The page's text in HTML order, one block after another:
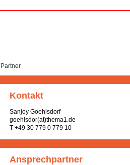
Partner
Kontakt
Sanjoy Goehlsdorf
goehlsdor(at)thema1.de
T +49 30 779 0 779 10
Ansprechpartner